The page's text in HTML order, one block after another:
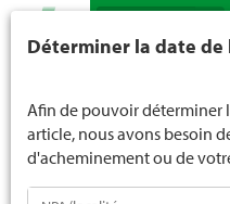
Recherche
Bottes
Déterminer la date de
Afin de pouvoir déterminer
article, nous avons besoin
d'acheminement ou de
moins de 16 ans. La limite
nous indiquez votre âge de